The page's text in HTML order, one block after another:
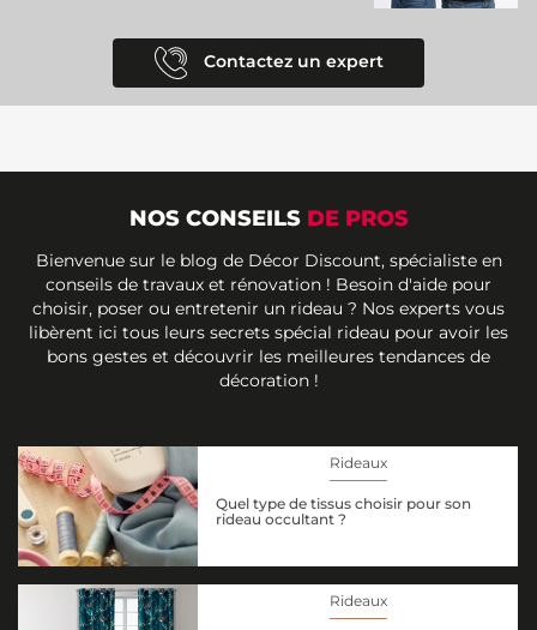
Contactez un expert
NOS CONSEILS DE PROS
Bienvenue sur le blog de Décor Discount, spécialiste en
conseils de travaux et rénovation ! Besoin d'aide pour
choisir, poser ou entretenir un rideau ? Nos experts vous
libèrent ici tous leurs secrets spécial rideau pour avoir les
bons gestes et découvrir les meilleures tendances de
décoration !
Rideaux
Quel type de tissus choisir pour son
rideau occultant ?
Rideaux